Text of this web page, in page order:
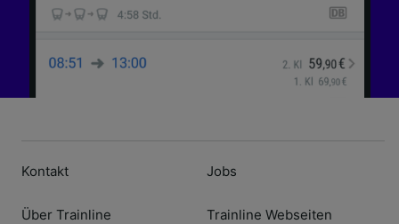
Kontakt
Über Trainline
Jobs
Trainline Webseiten